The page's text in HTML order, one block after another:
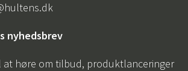
nyhedsbrev
høre om tilbud, produktlanceringer